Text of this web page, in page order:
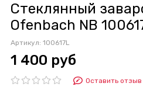
Стеклянный
Ofenbach NB
Артикул: 100617L
1 400 руб
Оставить отзыв